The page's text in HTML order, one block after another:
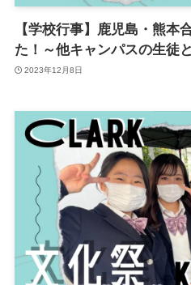
【学校行事】鹿児島・熊本
た！～他キャンパスの生徒
2023年12月8日